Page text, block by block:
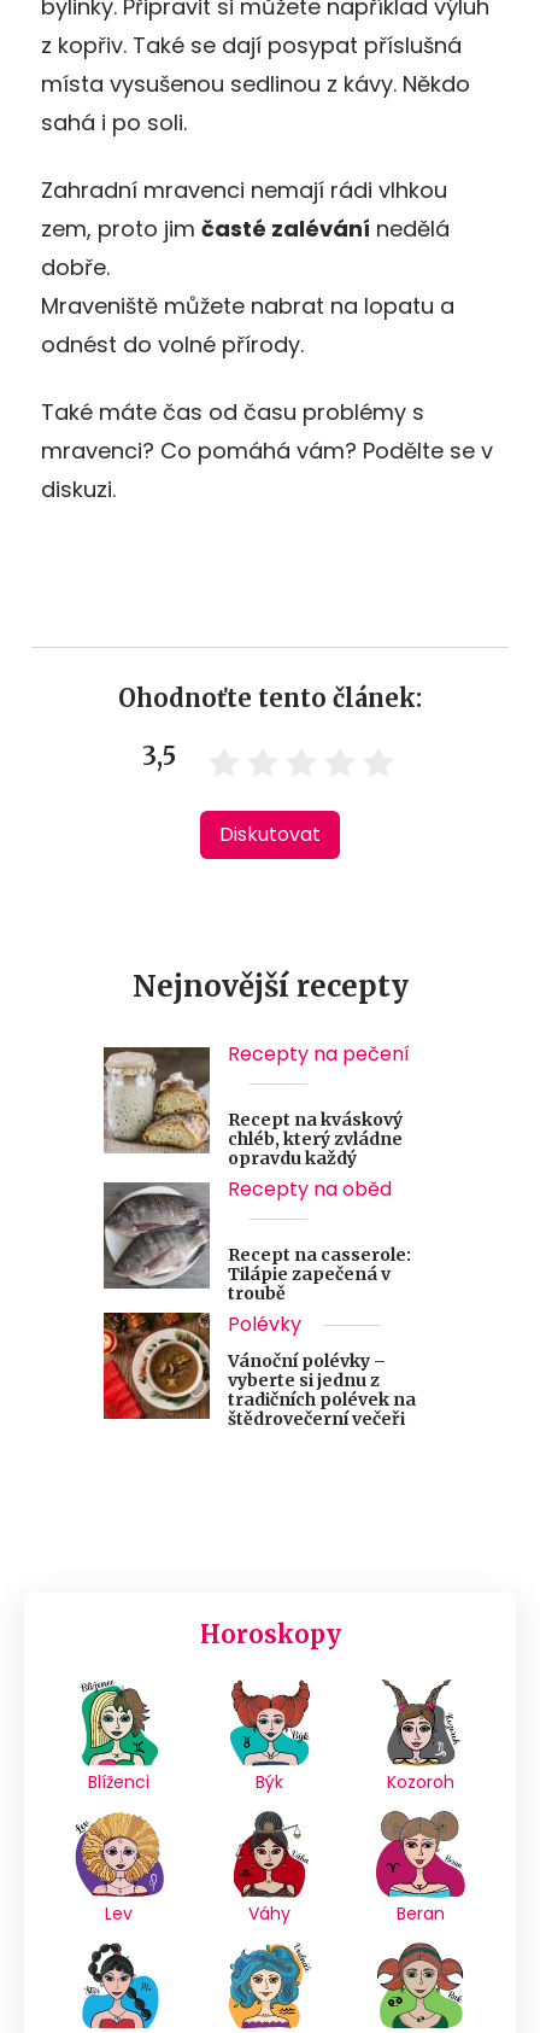
bylinky. Připravit si můžete například výluh
z kopřiv. Také se dají posypat příslušná
místa vysušenou sedlinou z kávy. Někdo
sahá i po soli.
Zahradní mravenci nemají rádi vlhkou
zem, proto jim časté zalévání nedělá
dobře.
Mraveniště můžete nabrat na lopatu a
odnést do volné přírody.
Také máte čas od času problémy s
mravenci? Co pomáhá vám? Podělte se v
diskuzi.
Ohodnoťte tento článek:
3,5
Diskutovat
Nejnovější recepty
Recepty na pečení
Recept na kváskový
chléb, který zvládne
opravdu každý
Recepty na oběd
Recept na casserole:
Tilápie zapečená v
troubě
Polévky
Vánoční polévky –
vyberte si jednu z
tradičních polévek na
štědrovečerní večeři
Horoskopy
Blíženci Býk Kozoroh
Lev Váhy Beran